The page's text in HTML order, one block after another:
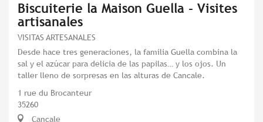
Biscuiterie la Maison Guella - Visites
artisanales
VISITAS ARTESANALES
Desde hace tres generaciones, la familia Guella combina la
sal y el azúcar para delicia de las papilas… y los ojos. Un
taller lleno de sorpresas en las alturas de Cancale.
1 rue du Brocanteur
35260
Cancale